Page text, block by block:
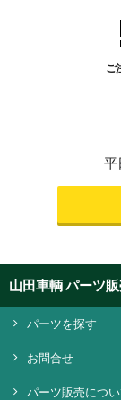
ご
平
山田車輌 パーツ
パーツを探す
お問合せ
パーツ販売につ